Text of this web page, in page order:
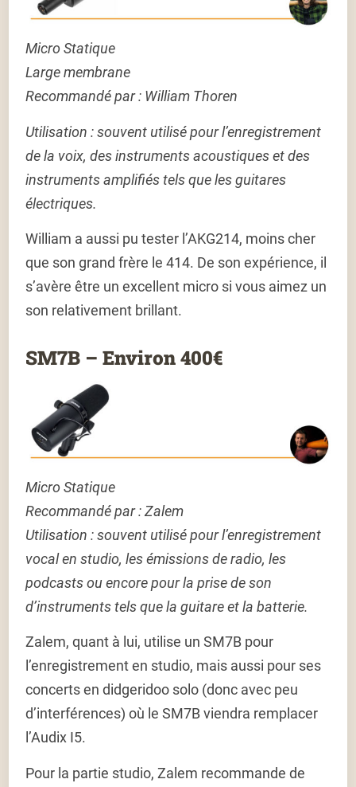
Micro Statique
Large membrane
Recommandé par : William Thoren
Utilisation :souvent utilisé pour l’enregistrement
de la voix, des instruments acoustiques et des
instruments amplifiés tels que les guitares
électriques.
William a aussi pu tester l’AKG214, moins cher
que son grand frère le 414. De son expérience, il
s’avère être un excellent micro si vous aimez un
son relativement brillant.
SM7B – Environ 400€
Micro Statique
Recommandé par : Zalem
Utilisation : souvent utilisé pour l’enregistrement
vocal en studio, les émissions de radio, les
podcasts ou encore pour la prise de son
d’instruments tels que la guitare et la batterie.
Zalem, quant à lui, utilise un SM7B pour
l’enregistrement en studio, mais aussi pour ses
concerts en didgeridoo solo (donc avec peu
d’interférences) où le SM7B viendra remplacer
l’Audix I5.
Pour la partie studio, Zalem recommande de